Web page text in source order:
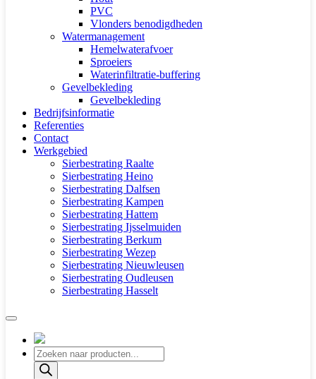
PVC
Vlonders benodigdheden
Watermanagement
Hemelwaterafvoer
Sproeiers
Waterinfiltratie-buffering
Gevelbekleding
Gevelbekleding
Bedrijfsinformatie
Referenties
Contact
Werkgebied
Sierbestrating Raalte
Sierbestrating Heino
Sierbestrating Dalfsen
Sierbestrating Kampen
Sierbestrating Hattem
Sierbestrating Ijsselmuiden
Sierbestrating Berkum
Sierbestrating Wezep
Sierbestrating Nieuwleusen
Sierbestrating Oudleusen
Sierbestrating Hasselt
Producten
zoeken